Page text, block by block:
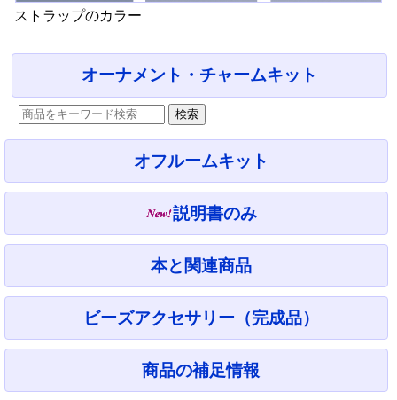
ストラップのカラー
オーナメント・チャームキット
オフルームキット
説明書のみ
本と関連商品
ビーズアクセサリー（完成品）
商品の補足情報